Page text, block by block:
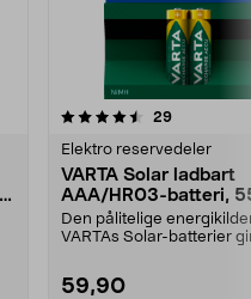
29
Elektro reservedeler
VARTA Solar ladbart
AAA/HR03-batteri,
Den pålitelige
VARTAs Solar-batterier
59,90